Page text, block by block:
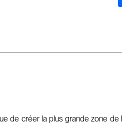
de créer la plus grande zone de